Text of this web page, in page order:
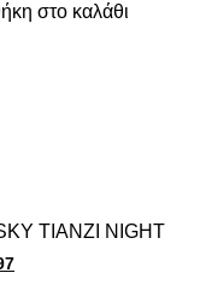
στο καλάθι
TIANZI NIGHT